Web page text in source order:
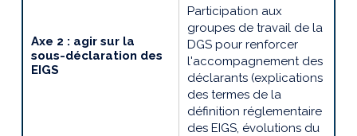
Axe 2 : agir sur la
sous-déclaration des
EIGS
Participation aux
groupes de travail de la
DGS pour renforcer
l'accompagnement des
déclarants (explications
des termes de la
définition réglementaire
des EIGS, évolutions du